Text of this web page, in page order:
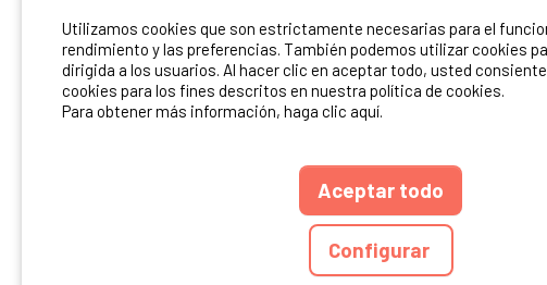
Contacto Ibericamp
¡ Y
CGU DEL SITIO
Ibericamp.com © 2026
Utilizamos cookies que son estrictamente necesarias para el
rendimiento y las preferencias. También podemos utilizar cookies
dirigida a los usuarios. Al hacer clic en aceptar todo, usted
cookies para los fines descritos en nuestra política de cookies.
Para obtener más información, haga clic aquí.
Aceptar todo
Configurar